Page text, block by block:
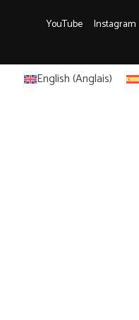
YouTube Instagram
English(Anglais)